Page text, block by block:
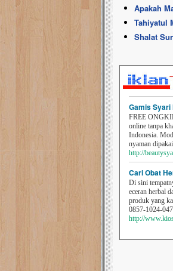
Apakah
Tahiyatul
Shalat
Gamis Syari
FREE
online tanpa
Indonesia.
nyaman
http://
Cari Obat
Di sini
eceran herbal
produk yang
0857-1024-
http://